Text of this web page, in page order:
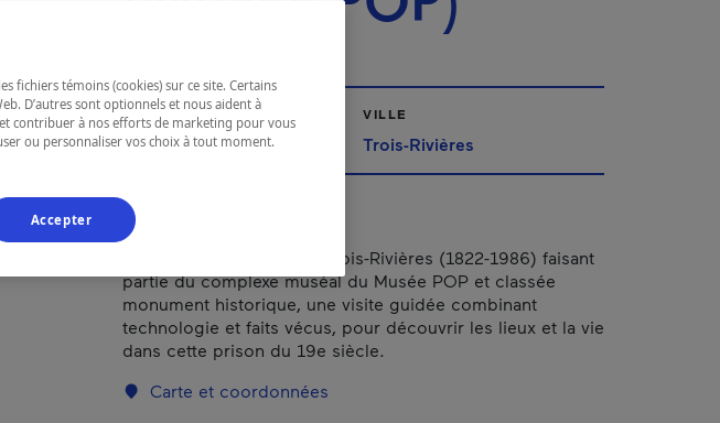
RÉGION
Mauricie
VILLE
Trois-Rivières
Dans la Vieille prison de Trois-Rivières (1822-1986) faisant
partie du complexe muséal du Musée POP et classée
monument historique, une visite guidée combinant
technologie et faits vécus, pour découvrir les lieux et la vie
dans cette prison du 19e siècle.
Carte et coordonnées
fichiers témoins (cookies) sur ce site. Certains
D’autres sont optionnels et nous aident à
contribuer à nos efforts de marketing pour vous
ou personnaliser vos choix à tout moment.
s'ouvrira dans une nouvelle fenêtre.
Accepter